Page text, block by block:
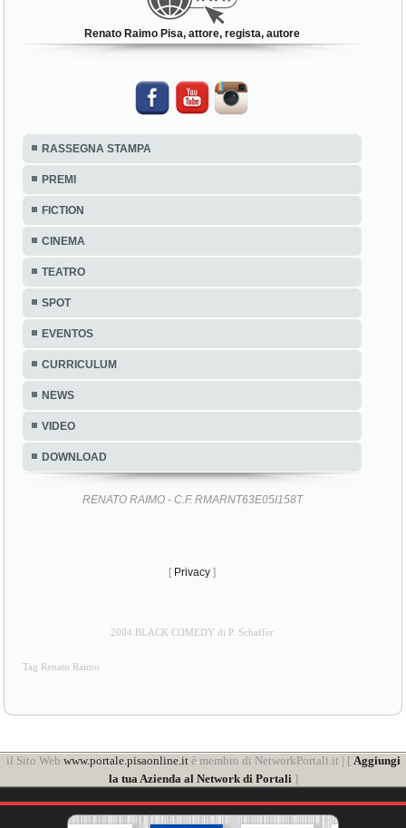
Renato Raimo Pisa, attore, regista, autore
RASSEGNA STAMPA
PREMI
FICTION
CINEMA
TEATRO
SPOT
EVENTOS
CURRICULUM
NEWS
VIDEO
DOWNLOAD
RENATO RAIMO - C.F. RMARNT63E05I158T
[ Privacy ]
2004 BLACK COMEDY di P. Schaffer
Tag Renato Raimo
il Sito Web www.portale.pisaonline.itè membro di NetworkPortali.it | [ Aggiungi
la tua Azienda al Network di Portali]